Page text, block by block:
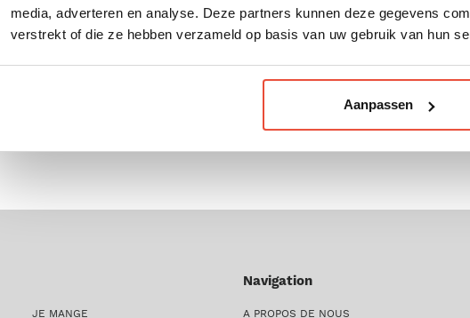
media, adverteren en analyse. Deze partners kunnen deze gegevens
verstrekt of die ze hebben verzameld op basis van uw gebruik van hun
Aanpassen
JE MANGE
Navigation
A PROPOS DE NOUS